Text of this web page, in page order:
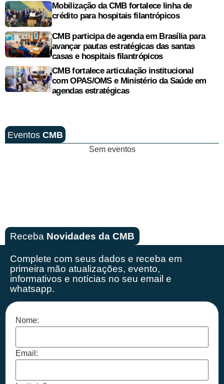
Mobilização da CMB fortalece linha de
crédito para hospitais filantrópicos
CMB participa de agenda em Brasília para
avançar pautas estratégicas das santas
casas e hospitais filantrópicos
CMB fortalece articulação institucional
com OPAS/OMS e Ministério da Saúde em
agendas estratégicas
Eventos CMB
Sem eventos
Receba Novidades da CMB
Complete com seus dados e receba em
primeira mão atualizações, evento,
informativos e notícias no seu email e
whatsapp.
Nome:
Email: